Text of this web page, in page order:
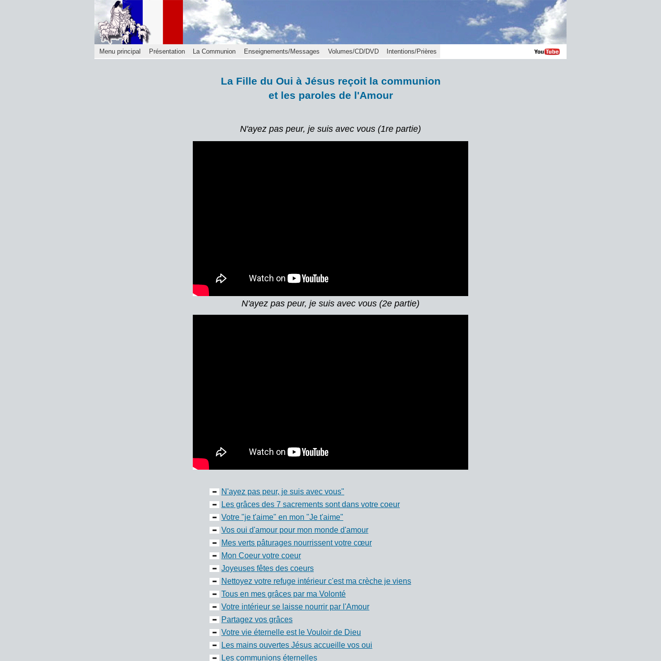
Menu principal Présentation La Communion Enseignements/Messages Volumes/CD/DVD Intentions/Prières
La Fille du Oui à Jésus reçoit la communion
et les paroles de l'Amour
N'ayez pas peur, je suis avec vous (1re partie)
N'ayez pas peur, je suis avec vous (2e partie)
N'ayez pas peur, je suis avec vous"
Les grâces des 7 sacrements sont dans votre coeur
Votre "je t'aime" en mon "Je t'aime"
Vos oui d'amour pour mon monde d'amour
Mes verts pâturages nourrissent votre cœur
Mon Coeur votre coeur
Joyeuses fêtes des coeurs
Nettoyez votre refuge intérieur c'est ma crèche je viens
Tous en mes grâces par ma Volonté
Votre intérieur se laisse nourrir par l'Amour
Partagez vos grâces
Votre vie éternelle est le Vouloir de Dieu
Les mains ouvertes Jésus accueille vos oui
Les communions éternelles